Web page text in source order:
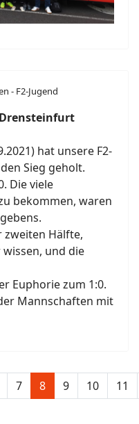
- F2-Jugend
hat unsere F2-
Sieg geholt.
Die viele
bekommen, waren
zweiten Hälfte,
wissen, und die
Euphorie zum 1:0.
Mannschaften mit
7 8 9 10 11